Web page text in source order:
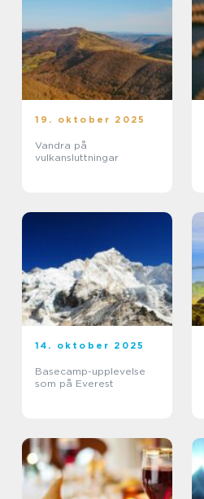
19. oktober 2025
Vandra på
vulkansluttningar
14. oktober 2025
Basecamp-upplevelse
som på Everest